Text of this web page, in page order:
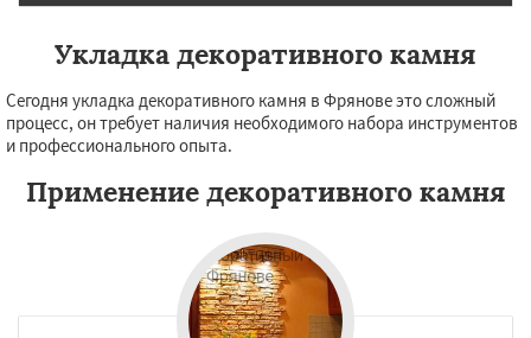
Укладка декоративного камня
Сегодня укладка декоративного камня в Фрянове это сложный
процесс, он требует наличия необходимого набора инструментов
и профессионального опыта.
Применение декоративного камня